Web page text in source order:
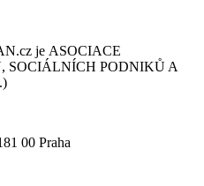
je ASOCIACE
SOCIÁLNÍCH PODNIKŮ A
00 Praha